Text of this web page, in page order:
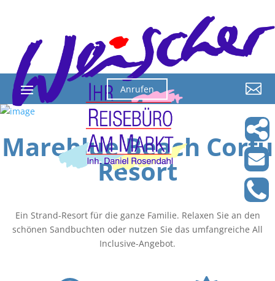
Anrufen 
Mareblue Beach Corfu
Resort
Ein Strand-Resort für die ganze Familie. Relaxen Sie an den
schönen Sandbuchten oder nutzen Sie das umfangreiche All
Inclusive-Angebot.